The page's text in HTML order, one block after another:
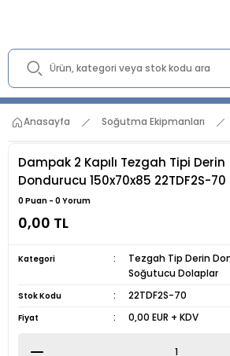
Anasayfa Soğutma Ekipmanları
Dampak 2 Kapılı Tezgah Tipi Derin
Dondurucu 150x70x85 22TDF2S-70
0 Puan - 0 Yorum
0,00 TL
Kategori Tezgah Tip Derin
Soğutucu Dolaplar
Stok Kodu 22TDF2S-70
Fiyat 0,00 EUR + KDV